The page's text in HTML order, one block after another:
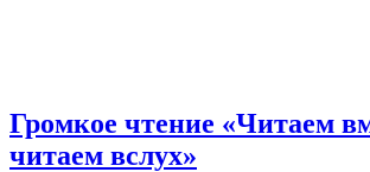
Громкое чтение «Читаем
читаем вслух»